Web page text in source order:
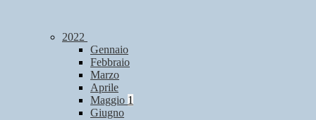
2022
Gennaio
Febbraio
Marzo
Aprile
Maggio 1
Giugno